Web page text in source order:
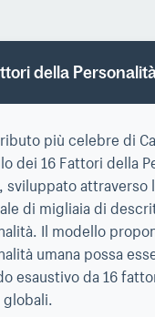
della
più celebre di
dei 16 Fattori della
sviluppato attraverso
di migliaia di
Il modello
umana possa
esaustivo da 16